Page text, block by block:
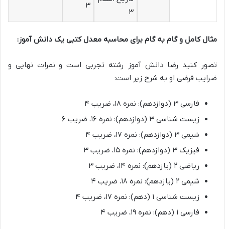
۳
۳
مثال کامل و گام به گام برای محاسبه معدل کتبی یک دانش آموز:
تصور کنید رضا دانش آموز رشته تجربی است و نمرات نهایی و
ضرایب فرضی او به شرح زیر است:
فارسی ۳ (دوازدهم): نمره ۱۸، ضریب ۴
زیست شناسی ۳ (دوازدهم): نمره ۱۶، ضریب ۶
شیمی ۳ (دوازدهم): نمره ۱۷، ضریب ۴
فیزیک ۳ (دوازدهم): نمره ۱۵، ضریب ۳
ریاضی ۲ (یازدهم): نمره ۱۴، ضریب ۳
شیمی ۲ (یازدهم): نمره ۱۸، ضریب ۴
زیست شناسی ۱ (دهم): نمره ۱۷، ضریب ۴
فارسی ۱ (دهم): نمره ۱۹، ضریب ۴